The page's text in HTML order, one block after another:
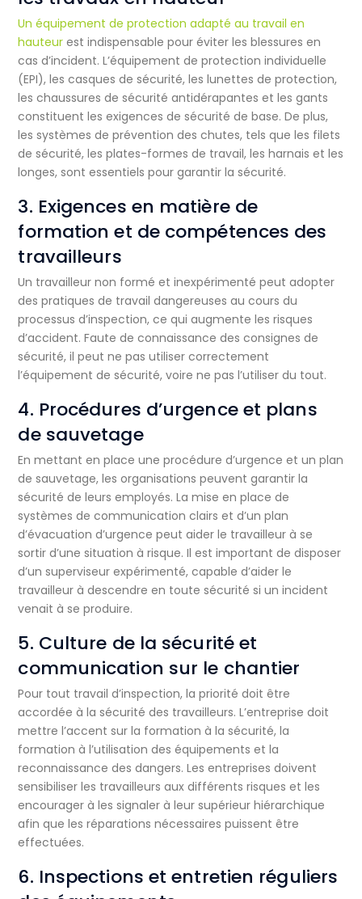
Un équipement de protection adapté au travail en
hauteur est indispensable pour éviter les blessures en
cas d’incident. L’équipement de protection individuelle
(EPI), les casques de sécurité, les lunettes de protection,
les chaussures de sécurité antidérapantes et les gants
constituent les exigences de sécurité de base. De plus,
les systèmes de prévention des chutes, tels que les filets
de sécurité, les plates-formes de travail, les harnais et les
longes, sont essentiels pour garantir la sécurité.
3. Exigences en matière de
formation et de compétences des
travailleurs
Un travailleur non formé et inexpérimenté peut adopter
des pratiques de travail dangereuses au cours du
processus d’inspection, ce qui augmente les risques
d’accident. Faute de connaissance des consignes de
sécurité, il peut ne pas utiliser correctement
l’équipement de sécurité, voire ne pas l’utiliser du tout.
4. Procédures d’urgence et plans
de sauvetage
En mettant en place une procédure d’urgence et un plan
de sauvetage, les organisations peuvent garantir la
sécurité de leurs employés. La mise en place de
systèmes de communication clairs et d’un plan
d’évacuation d’urgence peut aider le travailleur à se
sortir d’une situation à risque. Il est important de disposer
d’un superviseur expérimenté, capable d’aider le
travailleur à descendre en toute sécurité si un incident
venait à se produire.
5. Culture de la sécurité et
communication sur le chantier
Pour tout travail d’inspection, la priorité doit être
accordée à la sécurité des travailleurs. L’entreprise doit
mettre l’accent sur la formation à la sécurité, la
formation à l’utilisation des équipements et la
reconnaissance des dangers. Les entreprises doivent
sensibiliser les travailleurs aux différents risques et les
encourager à les signaler à leur supérieur hiérarchique
afin que les réparations nécessaires puissent être
effectuées.
6. Inspections et entretien réguliers